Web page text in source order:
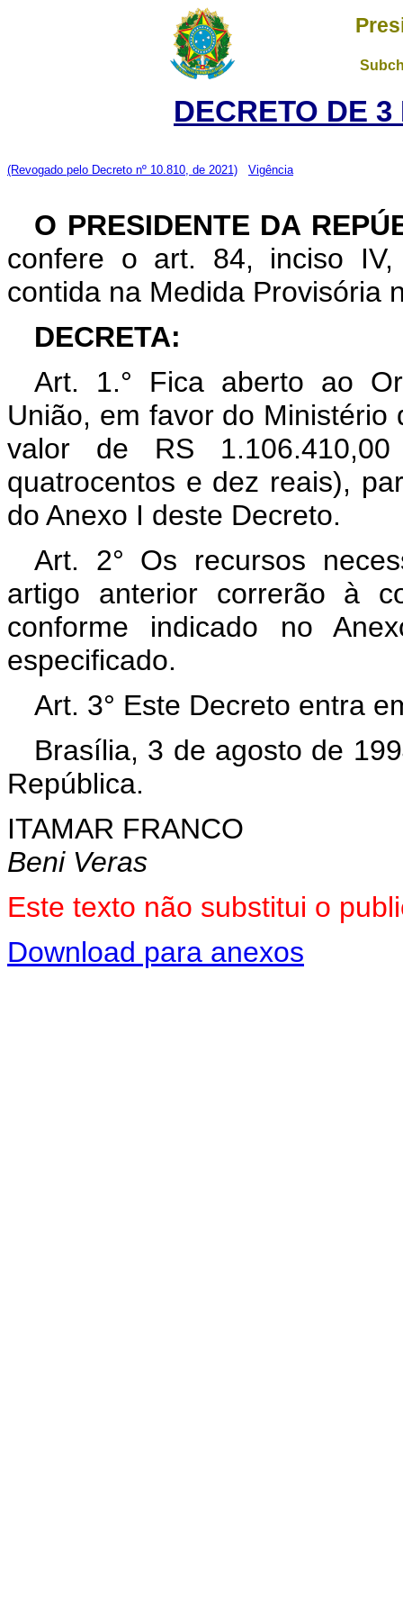
DECRETO DE
(Revogado pelo Decreto nº 10.810, de 2021) Vigência
O PRESIDENTE DA
confere o art. 84, inciso
contida na Medida Provisória
DECRETA:
Art. 1.° Fica aberto ao
União, em favor do
valor de RS
quatrocentos e dez reais),
do Anexo I deste Decreto.
Art. 2° Os recursos
artigo anterior correrão à
conforme indicado no
especificado.
Art. 3° Este Decreto entra
Brasília, 3 de agosto de
República.
ITAMAR FRANCO
Beni Veras
Este texto não substitui o
Download para anexos